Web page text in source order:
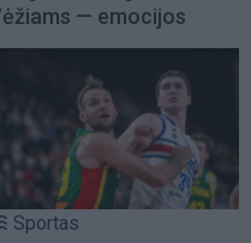
— emocijos
Sportas